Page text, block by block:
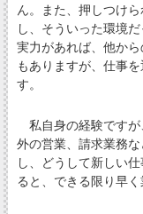
ん。また、押しつけ
し、そういった環境
実力があれば、他か
もありますが、仕事
す。
私自身の経験ですが
外の営業、請求業務
し、どうして新しい
ると、できる限り早